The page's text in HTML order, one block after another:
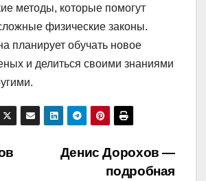
методы, которые помогут
физические законы.
планирует обучать новое
и делиться своими знаниями
Денис Дорохов —
подробная